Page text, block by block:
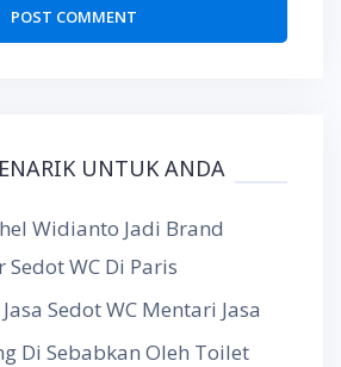
UNTUK ANDA
Widianto Jadi Brand
WC Di Paris
Sedot WC Mentari Jasa
Di Sebabkan Oleh Toilet